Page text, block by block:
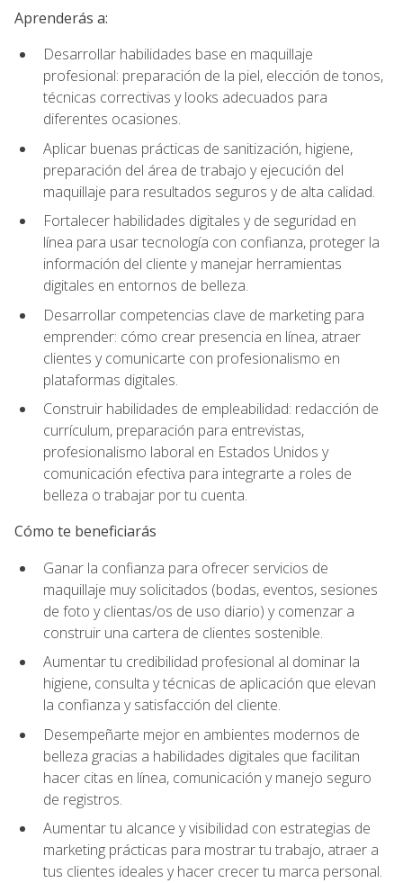
Aprenderás a:
Desarrollar habilidades base en maquillaje
profesional: preparación de la piel, elección de tonos,
técnicas correctivas y looks adecuados para
diferentes ocasiones.
Aplicar buenas prácticas de sanitización, higiene,
preparación del área de trabajo y ejecución del
maquillaje para resultados seguros y de alta calidad.
Fortalecer habilidades digitales y de seguridad en
línea para usar tecnología con confianza, proteger la
información del cliente y manejar herramientas
digitales en entornos de belleza.
Desarrollar competencias clave de marketing para
emprender: cómo crear presencia en línea, atraer
clientes y comunicarte con profesionalismo en
plataformas digitales.
Construir habilidades de empleabilidad: redacción de
currículum, preparación para entrevistas,
profesionalismo laboral en Estados Unidos y
comunicación efectiva para integrarte a roles de
belleza o trabajar por tu cuenta.
Cómo te beneficiarás
Ganar la confianza para ofrecer servicios de
maquillaje muy solicitados (bodas, eventos, sesiones
de foto y clientas/os de uso diario) y comenzar a
construir una cartera de clientes sostenible.
Aumentar tu credibilidad profesional al dominar la
higiene, consulta y técnicas de aplicación que elevan
la confianza y satisfacción del cliente.
Desempeñarte mejor en ambientes modernos de
belleza gracias a habilidades digitales que facilitan
hacer citas en línea, comunicación y manejo seguro
de registros.
Aumentar tu alcance y visibilidad con estrategias de
marketing prácticas para mostrar tu trabajo, atraer a
tus clientes ideales y hacer crecer tu marca personal.